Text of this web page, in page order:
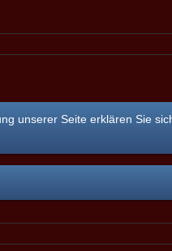
unserer Seite erklären Sie